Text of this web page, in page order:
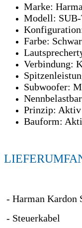
Marke:
Modell:
Farbe:
Verbindung:
Subwoofer:
Prinzip: Aktiv
Bauform:
- Harman Kardon
- Steuerkabel